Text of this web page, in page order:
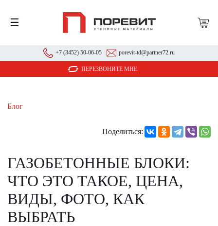
☰
+7 (3452) 50-06-05 porevit-td@partner72.ru
ПЕРЕЗВОНИТЕ МНЕ
Блог
Поделиться:
ГАЗОБЕТОННЫЕ БЛОКИ:
ЧТО ЭТО ТАКОЕ, ЦЕНА,
ВИДЫ, ФОТО, КАК
ВЫБРАТЬ